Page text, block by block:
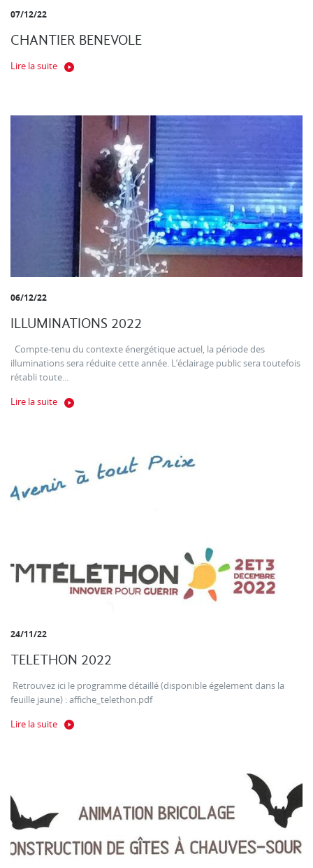
07/12/22
CHANTIER BENEVOLE
Lire la suite
06/12/22
ILLUMINATIONS 2022
Compte-tenu du contexte énergétique actuel, la période des
illuminations sera réduite cette année. L’éclairage public sera toutefois
rétabli toute...
Lire la suite
24/11/22
TELETHON 2022
Retrouvez ici le programme détaillé (disponible égelement dans la
feuille jaune) : affiche_telethon.pdf
Lire la suite